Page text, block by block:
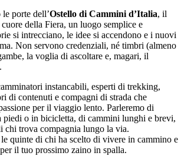
porte dell’Ostello di Cammini d’Italia, il
della Fiera, un luogo semplice e
si intrecciano, le idee si accendono e i nuovi
Non servono credenziali, né timbri (almeno
la voglia di ascoltare e, magari, il
instancabili, esperti di trekking,
di contenuti e compagni di strada che
per il viaggio lento. Parleremo di
piedi o in bicicletta, di cammini lunghi e brevi,
chi trova compagnia lungo la via.
quinte di chi ha scelto di vivere in cammino e
il tuo prossimo zaino in spalla.